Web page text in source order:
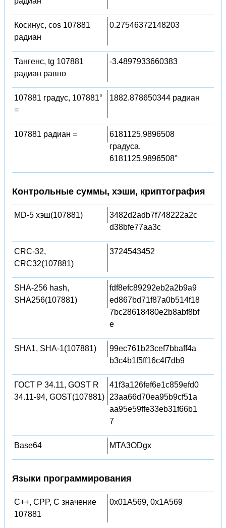
Косинус, cos 107881
радиан
0.27546372148203
Тангенс, tg 107881
радиан равно
-3.4897933660383
107881 градус, 107881°
=
1882.878650344 радиан
107881 радиан =
6181125.9896508
градуса,
6181125.9896508°
Контрольные суммы, хэши, криптография
MD-5 хэш(107881)
3482d2adb7f748222a2c
d38bfe77aa3c
CRC-32,
CRC32(107881)
3724543452
SHA-256 hash,
SHA256(107881)
fdf8efc89292eb2a2b9a9
ed867bd71f87a0b514f18
7bc28618480e2b8abf8bf
e
SHA1, SHA-1(107881)
99ec761b23cef7bbaff4a
b3c4b1f5ff16c4f7db9
ГОСТ Р 34.11, GOST R
34.11-94, GOST(107881)
41f3a126fef6e1c859efd0
23aa66d70ea95b9cf51a
aa95e59ffe33eb31f66b1
7
Base64 MTA3ODgx
Языки программирования
C++, CPP, C значение
107881
0x01A569, 0x1A569